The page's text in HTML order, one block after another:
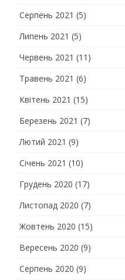
Серпень 2021 (5)
Липень 2021 (5)
Червень 2021 (11)
Травень 2021 (6)
Квітень 2021 (15)
Березень 2021 (7)
Лютий 2021 (9)
Січень 2021 (10)
Грудень 2020 (17)
Листопад 2020 (7)
Жовтень 2020 (15)
Вересень 2020 (9)
Серпень 2020 (9)